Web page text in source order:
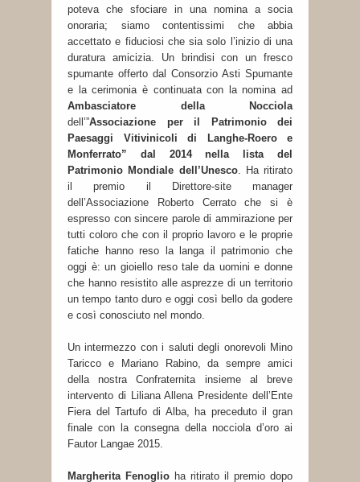
poteva che sfociare in una nomina a socia
onoraria; siamo contentissimi che abbia
accettato e fiduciosi che sia solo l’inizio di una
duratura amicizia. Un brindisi con un fresco
spumante offerto dal Consorzio Asti Spumante
e la cerimonia è continuata con la nomina ad
Ambasciatore della Nocciola
dell’”Associazione per il Patrimonio dei
Paesaggi
Vitivinicoli di Langhe-Roero e
Monferrato” dal 2014 nella lista del
Patrimonio Mondiale dell’Unesco. Ha ritirato
il premio il Direttore-site manager
dell’Associazione Roberto Cerrato che si è
espresso con sincere parole di ammirazione per
tutti coloro che con il proprio lavoro e le proprie
fatiche hanno reso la langa il patrimonio che
oggi è: un gioiello reso tale da uomini e donne
che hanno resistito alle asprezze di un territorio
un tempo tanto duro e oggi così bello da godere
e così conosciuto nel mondo.
Un intermezzo con i saluti degli onorevoli Mino
Taricco e Mariano Rabino, da sempre amici
della nostra Confraternita insieme al breve
intervento di Liliana Allena Presidente dell’Ente
Fiera del Tartufo di Alba, ha preceduto il gran
finale con la consegna della nocciola d’oro ai
Fautor Langae 2015.
Margherita Fenoglio ha ritirato il premio dopo